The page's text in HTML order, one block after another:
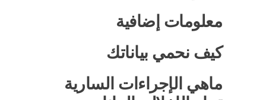
معلومات إضافية
كيف نحمي بياناتك
ماهي الإجراءات السارية